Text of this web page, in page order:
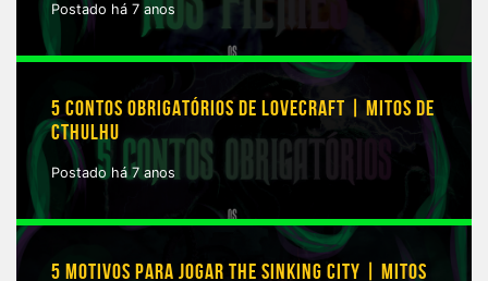
Postado há 7 anos
5 CONTOS OBRIGATÓRIOS DE LOVECRAFT | MITOS DE
CTHULHU
Postado há 7 anos
5 MOTIVOS PARA JOGAR THE SINKING CITY | MITOS